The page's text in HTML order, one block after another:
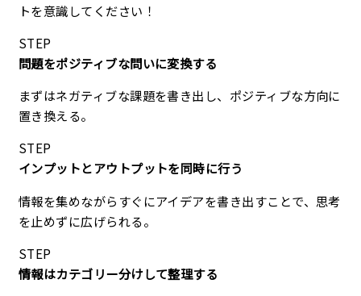
トを意識してください！
STEP
問題をポジティブな問いに変換する
まずはネガティブな課題を書き出し、ポジティブな方向に
置き換える。
STEP
インプットとアウトプットを同時に行う
情報を集めながらすぐにアイデアを書き出すことで、思考
を止めずに広げられる。
STEP
情報はカテゴリー分けして整理する